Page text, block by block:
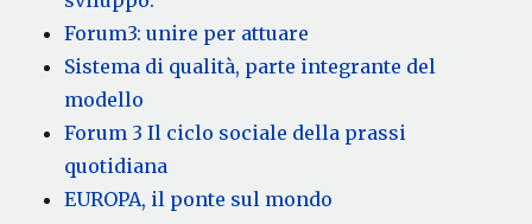
Forum3: unire per attuare
Sistema di qualità, parte integrante del
modello
Forum 3 Il ciclo sociale della prassi
quotidiana
EUROPA, il ponte sul mondo